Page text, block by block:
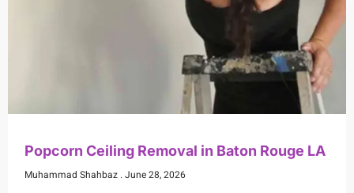
Popcorn Ceiling Removal in Baton Rouge LA
Muhammad Shahbaz June 28, 2026